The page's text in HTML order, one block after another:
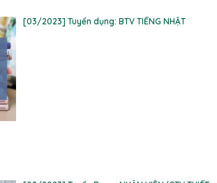
[03/2023] Tuyển dụng: BTV TIẾNG NHẬT